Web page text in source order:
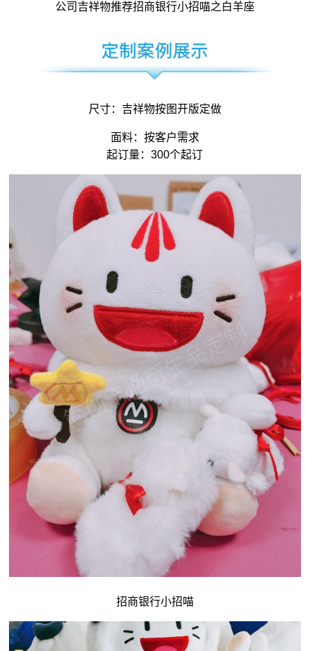
公司吉祥物推荐招商银行小招喵之白羊座
尺寸： 吉祥物按图开版定做
面料：按客户需求
起订量：300个起订
招商银行小招喵